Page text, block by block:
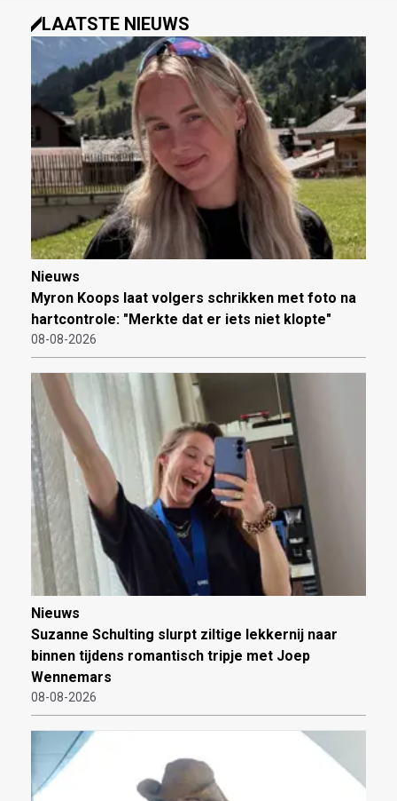
LAATSTE NIEUWS
Nieuws
Myron Koops laat volgers schrikken met foto na
hartcontrole: "Merkte dat er iets niet klopte"
08-08-2026
Nieuws
Suzanne Schulting slurpt ziltige lekkernij naar
binnen tijdens romantisch tripje met Joep
Wennemars
08-08-2026